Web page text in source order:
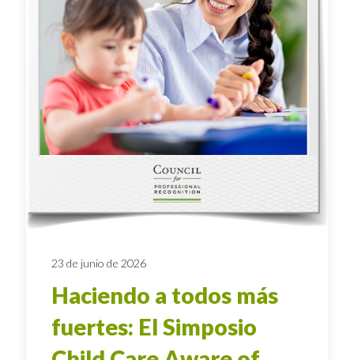
23 de junio de 2026
Haciendo a todos más
fuertes: El Simposio